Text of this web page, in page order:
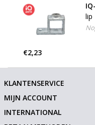
lip
€2,23
KLANTENSERVICE
MIJN ACCOUNT
INTERNATIONAL